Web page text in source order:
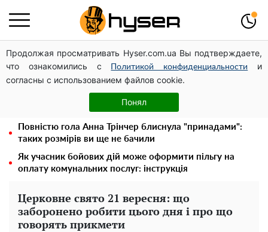
Продолжая просматривать Hyser.com.ua Вы подтверждаете,
что ознакомились с
Политикой конфиденциальности
и
согласны с использованием файлов cookie.
Понял
Стрілянина на заправці заради розваги: син одіозного
ексрегіонала випорхнув з СІЗО за смішні гроші вже
наступного дня
Гола Олена Тополя у цікавих позах змусила відвисати
щелепи: злив відео – було лише початком
Повністю гола Анна Трінчер блиснула "принадами":
таких розмірів ви ще не бачили
Як учасник бойових дій може оформити пільгу на
оплату комунальних послуг: інструкція
Церковне свято 21 вересня: що
заборонено робити цього дня і про що
говорять прикмети